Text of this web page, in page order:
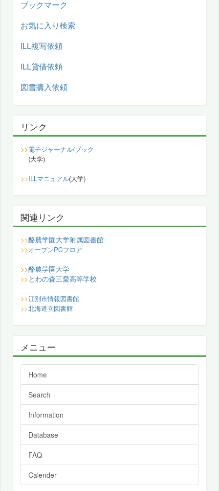
ブックマーク
お気に入り検索
ILL複写依頼
ILL貸借依頼
図書購入依頼
リンク
>>電子ジャーナル/ブック
(大学)
>>ILLマニュアル(大学)
関連リンク
>>酪農学園大学附属図書館
>>オープンPCフロア
>>酪農学園大学
>> とわの森三愛高等学校
>>江別市情報図書館
>>北海道立図書館
メニュー
Home
Search
Information
Database
FAQ
Calender